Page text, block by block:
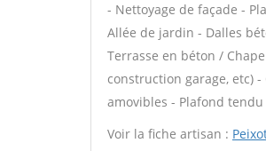
- Nettoyage de façade -
Allée de jardin - Dalles
Terrasse en béton /
construction garage, etc)
amovibles - Plafond tendu
Voir la fiche artisan :